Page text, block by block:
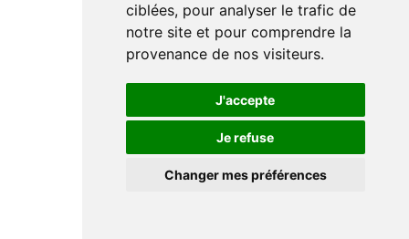
ciblées, pour analyser le trafic de
notre site et pour comprendre la
provenance de nos visiteurs.
J'accepte
Je refuse
Changer mes préférences